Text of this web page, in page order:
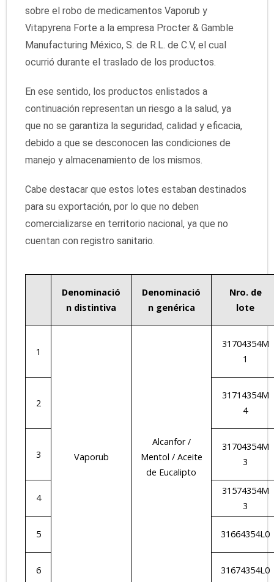
sobre el robo de medicamentos Vaporub y
Vitapyrena Forte a la empresa Procter & Gamble
Manufacturing México, S. de R.L. de C.V, el cual
ocurrió durante el traslado de los productos.
En ese sentido, los productos enlistados a
continuación representan un riesgo a la salud, ya
que no se garantiza la seguridad, calidad y eficacia,
debido a que se desconocen las condiciones de
manejo y almacenamiento de los mismos.
Cabe destacar que estos lotes estaban destinados
para su exportación, por lo que no deben
comercializarse en territorio nacional, ya que no
cuentan con registro sanitario.
Denominació
n distintiva
Denominació
n genérica
Nro. de
lote
1
Vaporub
Alcanfor /
Mentol / Aceite
de Eucalipto
31704354M
1
2
31714354M
4
3
31704354M
3
4
31574354M
3
5 31664354L0
6 31674354L0